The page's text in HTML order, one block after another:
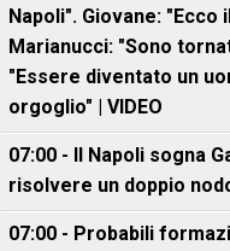
Napoli". Giovane:
Marianucci: "Sono
"Essere diventato un
orgoglio" | VIDEO
07:00 - Il Napoli sogna
risolvere un doppio
07:00 - Probabili